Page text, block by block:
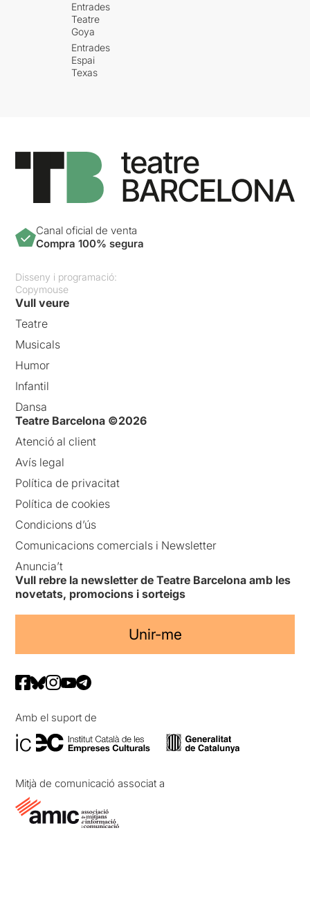
Entrades
Teatre
Goya
Entrades
Espai
Texas
Canal oficial de venta
Compra 100% segura
Disseny i programació:
Copymouse
Vull veure
Teatre
Musicals
Humor
Infantil
Dansa
Teatre Barcelona ©2026
Atenció al client
Avís legal
Política de privacitat
Política de cookies
Condicions d’ús
Comunicacions comercials i Newsletter
Anuncia’t
Vull rebre la newsletter de Teatre Barcelona amb les
novetats, promocions i sorteigs
Unir-me
Amb el suport de
Mitjà de comunicació associat a